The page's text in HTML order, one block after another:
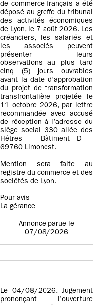
de commerce français a été
déposé au greffe du tribunal
des activités économiques
de Lyon, le 7 août 2026. Les
créanciers, les salariés et
les associés peuvent
présenter leurs
observations au plus tard
cinq (5) jours ouvrables
avant la date d’approbation
du projet de transformation
transfrontalière projetée le
11 octobre 2026, par lettre
recommandée avec accusé
de réception à l’adresse du
siège social 330 allée des
Hêtres – Bâtiment D –
69760 Limonest.
Mention sera faite au
registre du commerce et des
sociétés de Lyon.
Pour avis
La gérance
Annonce parue le
07/08/2026
Le 04/08/2026. Jugement
prononçant l’ouverture